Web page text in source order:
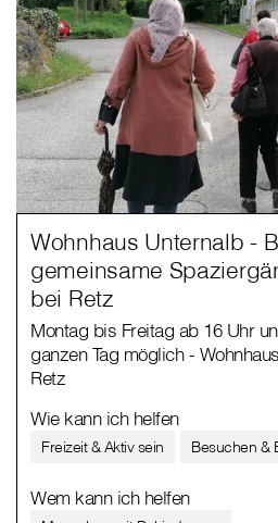
Wohnhaus Unternalb -
gemeinsame
bei Retz
Montag bis Freitag ab 16 Uhr
ganzen Tag möglich -
Retz
Wie kann ich helfen
Freizeit & Aktiv sein Besuchen &
Wem kann ich helfen